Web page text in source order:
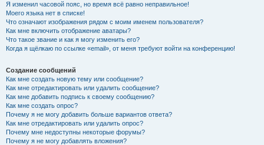
Я изменил часовой пояс, но время всё равно неправильное!
Моего языка нет в списке!
Что означают изображения рядом с моим именем пользователя?
Как мне включить отображение аватары?
Что такое звание и как я могу изменить его?
Когда я щёлкаю по ссылке «email», от меня требуют войти на конференцию!
Создание сообщений
Как мне создать новую тему или сообщение?
Как мне отредактировать или удалить сообщение?
Как мне добавить подпись к своему сообщению?
Как мне создать опрос?
Почему я не могу добавить больше вариантов ответа?
Как мне отредактировать или удалить опрос?
Почему мне недоступны некоторые форумы?
Почему я не могу добавлять вложения?